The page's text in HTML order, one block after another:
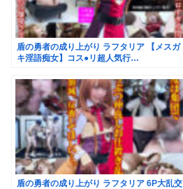
盾の勇者の成り上がり ラフタリア 【メスガ
キ淫語痴女】コス●リ超人気行…
盾の勇者の成り上がり ラフタリア 6P大乱交